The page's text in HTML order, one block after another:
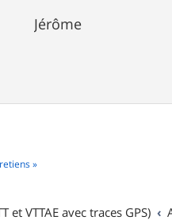
Jérôme
»
et VTTAE avec traces GPS)